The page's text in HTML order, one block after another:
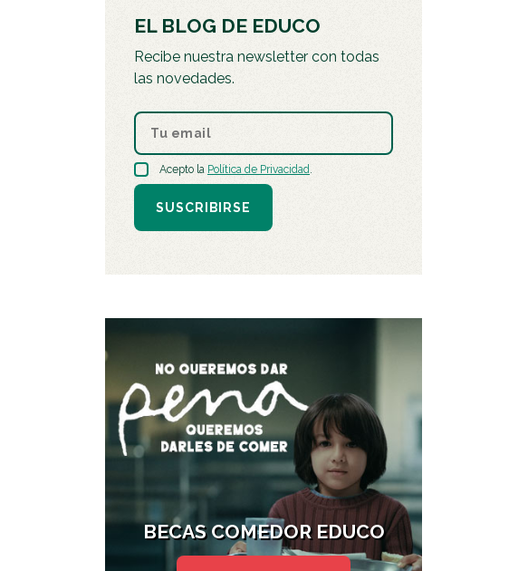
EL BLOG DE EDUCO
Recibe nuestra newsletter con todas
las novedades.
Acepto la Política de Privacidad.
SUSCRIBIRSE
BECAS COMEDOR EDUCO